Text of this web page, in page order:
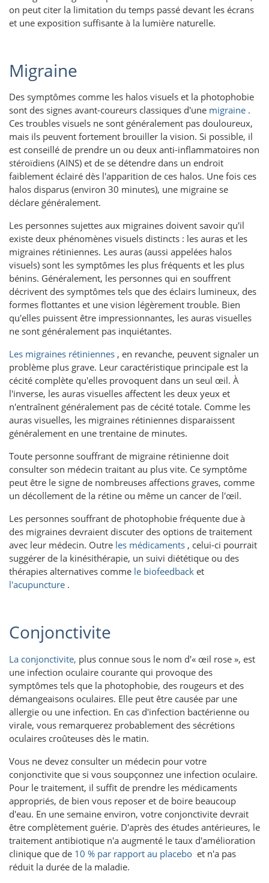
on peut citer la limitation du temps passé devant les écrans
et une exposition suffisante à la lumière naturelle.
Migraine
Des symptômes comme les halos visuels et la photophobie
sont des signes avant-coureurs classiques d'une migraine .
Ces troubles visuels ne sont généralement pas douloureux,
mais ils peuvent fortement brouiller la vision. Si possible, il
est conseillé de prendre un ou deux anti-inflammatoires non
stéroïdiens (AINS) et de se détendre dans un endroit
faiblement éclairé dès l'apparition de ces halos. Une fois ces
halos disparus (environ 30 minutes), une migraine se
déclare généralement.
Les personnes sujettes aux migraines doivent savoir qu'il
existe deux phénomènes visuels distincts : les auras et les
migraines rétiniennes. Les auras (aussi appelées halos
visuels) sont les symptômes les plus fréquents et les plus
bénins. Généralement, les personnes qui en souffrent
décrivent des symptômes tels que des éclairs lumineux, des
formes flottantes et une vision légèrement trouble. Bien
qu'elles puissent être impressionnantes, les auras visuelles
ne sont généralement pas inquiétantes.
Les migraines rétiniennes , en revanche, peuvent signaler un
problème plus grave. Leur caractéristique principale est la
cécité complète qu'elles provoquent dans un seul œil. À
l'inverse, les auras visuelles affectent les deux yeux et
n'entraînent généralement pas de cécité totale. Comme les
auras visuelles, les migraines rétiniennes disparaissent
généralement en une trentaine de minutes.
Toute personne souffrant de migraine rétinienne doit
consulter son médecin traitant au plus vite. Ce symptôme
peut être le signe de nombreuses affections graves, comme
un décollement de la rétine ou même un cancer de l'œil.
Les personnes souffrant de photophobie fréquente due à
des migraines devraient discuter des options de traitement
avec leur médecin. Outre les médicaments , celui-ci pourrait
suggérer de la kinésithérapie, un suivi diététique ou des
thérapies alternatives comme le biofeedback et
l'acupuncture .
Conjonctivite
La conjonctivite, plus connue sous le nom d'« œil rose », est
une infection oculaire courante qui provoque des
symptômes tels que la photophobie, des rougeurs et des
démangeaisons oculaires. Elle peut être causée par une
allergie ou une infection. En cas d'infection bactérienne ou
virale, vous remarquerez probablement des sécrétions
oculaires croûteuses dès le matin.
Vous ne devez consulter un médecin pour votre
conjonctivite que si vous soupçonnez une infection oculaire.
Pour le traitement, il suffit de prendre les médicaments
appropriés, de bien vous reposer et de boire beaucoup
d'eau. En une semaine environ, votre conjonctivite devrait
être complètement guérie. D'après des études antérieures, le
traitement antibiotique n'a augmenté le taux d'amélioration
clinique que de 10 % par rapport au placebo et n'a pas
réduit la durée de la maladie.